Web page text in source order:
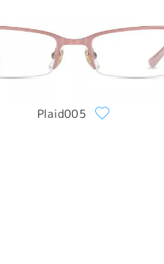
Plaid005